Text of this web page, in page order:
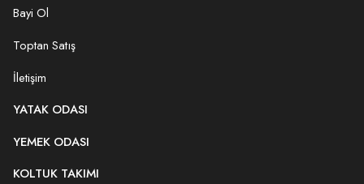
Bayi Ol
Toptan Satış
İletişim
YATAK ODASI
YEMEK ODASI
KOLTUK TAKIMI